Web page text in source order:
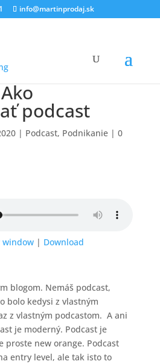
info@martinprodaj.sk
podcast
| Podcast, Podnikanie| 0
window| Download
blogom. Nemáš podcast,
bolo kedysi z vlastným
z vlastným podcastom. A ani
je moderný. Podcast je
proste new orange. Podcast
entry level, ale tak isto to